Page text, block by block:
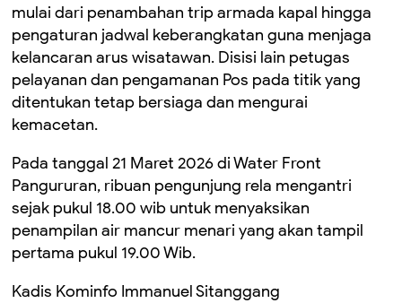
mulai dari penambahan trip armada kapal hingga
pengaturan jadwal keberangkatan guna menjaga
kelancaran arus wisatawan. Disisi lain petugas
pelayanan dan pengamanan Pos pada titik yang
ditentukan tetap bersiaga dan mengurai
kemacetan.
Pada tanggal 21 Maret 2026 di Water Front
Pangururan, ribuan pengunjung rela mengantri
sejak pukul 18.00 wib untuk menyaksikan
penampilan air mancur menari yang akan tampil
pertama pukul 19.00 Wib.
Kadis Kominfo Immanuel Sitanggang